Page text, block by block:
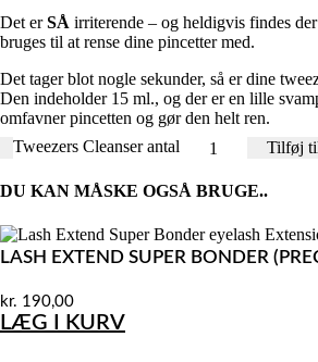
Det erSÅ irriterende – og heldigvis findes
bruges til at rense dine pincetter med.
Det tager blot nogle sekunder, så er dine
Den indeholder 15 ml., og der er en lille
omfavner pincetten og gør den helt ren.
Tweezers Cleanser antal
Tilføj
DU KAN MÅSKE OGSÅ BRUGE..
LASH EXTEND SUPER BONDER
kr. 190,00
LÆG I KURV